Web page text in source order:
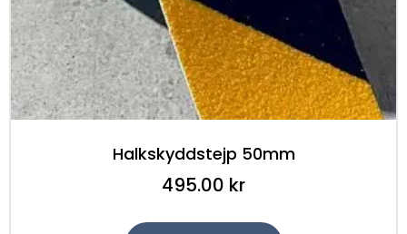
Halkskyddstejp 50mm
495.00 kr